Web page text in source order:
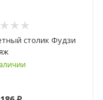
столик Фудзи